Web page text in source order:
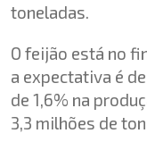
toneladas.
O feijão está no
a expectativa é
de 1,6% na
3,3 milhões de